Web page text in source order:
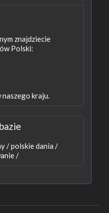
znajdziecie
Polski:
kraju.
/polskie dania /
/